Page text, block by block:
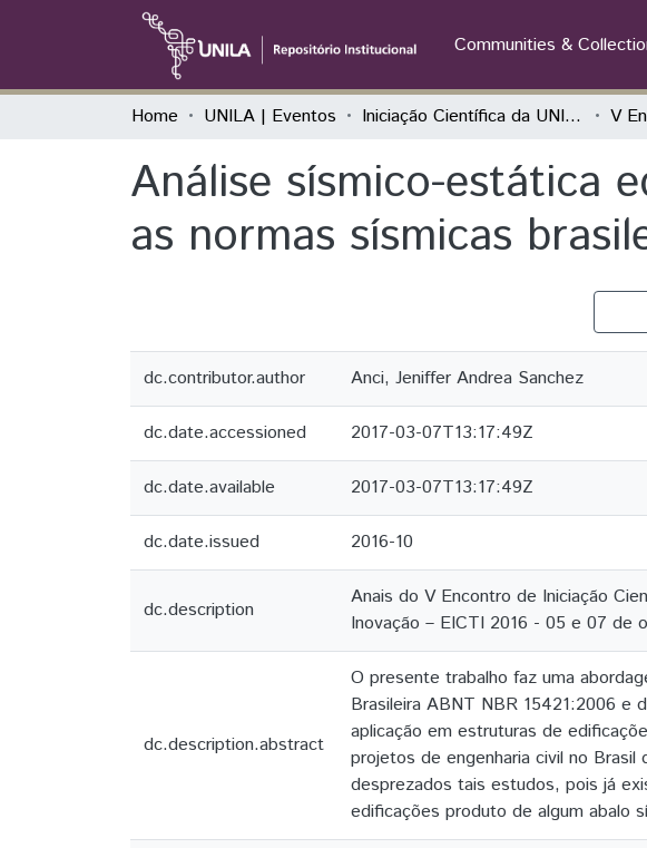
Communities &
Home UNILA | Eventos Iniciação Científica da UNILA (IC)
Análise sísmico-estática
as normas sísmicas
dc.contributor.author Anci, Jeniffer Andrea Sanchez
dc.date.accessioned 2017-03-07T13:17:49Z
dc.date.available 2017-03-07T13:17:49Z
dc.date.issued 2016-10
dc.description
Anais do V Encontro de Iniciação
Inovação – EICTI 2016 - 05 e 07 de
dc.description.abstract
O presente trabalho faz uma
Brasileira ABNT NBR 15421:2006 e
aplicação em estruturas de
projetos de engenharia civil no
desprezados tais estudos, pois já
edificações produto de algum abalo